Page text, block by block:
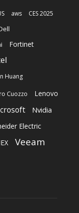
aws
CES 2025
Fortinet
Huang
Cuozzo Lenovo
Nvidia
Electric
Veeam